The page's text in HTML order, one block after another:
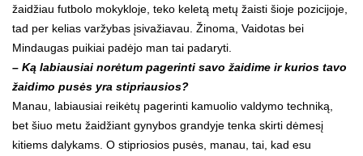
žaidžiau futbolo mokykloje, teko keletą metų žaisti šioje pozicijoje,
tad per kelias varžybas įsivažiavau. Žinoma, Vaidotas bei
Mindaugas puikiai padėjo man tai padaryti.
– Ką labiausiai norėtum pagerinti savo žaidime ir kurios tavo
žaidimo pusės yra stipriausios?
Manau, labiausiai reikėtų pagerinti kamuolio valdymo techniką,
bet šiuo metu žaidžiant gynybos grandyje tenka skirti dėmesį
kitiems dalykams. O stipriosios pusės, manau, tai, kad esu